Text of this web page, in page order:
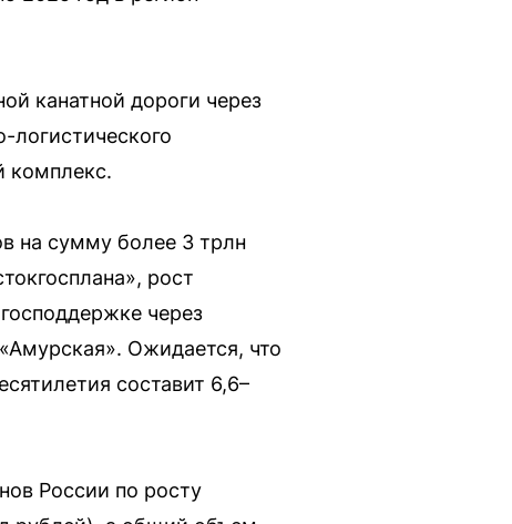
канатной дороги через
комплекс.
на сумму более 3 трлн
рост
через
Ожидается, что
составит 6,6–
России по росту